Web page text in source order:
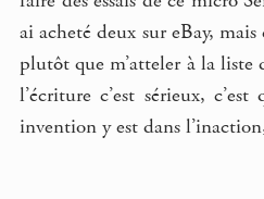
ai acheté deux sur eBay,
plutôt que m’atteler à la liste
l’écriture c’est sérieux,
invention y est dans